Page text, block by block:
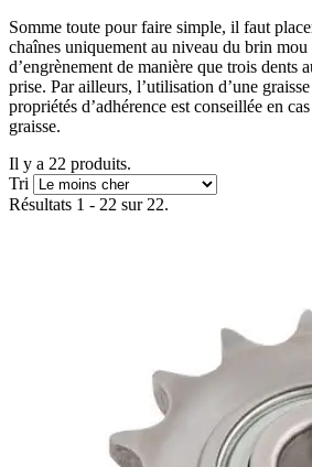
Somme toute pour faire simple, il faut
chaînes uniquement au niveau du brin mou
d’engrènement de manière que trois dents
prise. Par ailleurs, l’utilisation d’une
propriétés d’adhérence est conseillée en
graisse.
Il y a 22 produits.
Tri
Résultats 1 - 22 sur 22.